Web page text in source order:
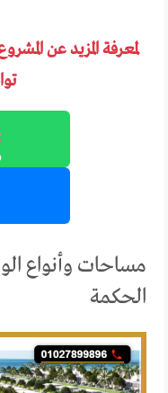
لمعرفة المزيد عن
مساحات وأنواع
الحكمة